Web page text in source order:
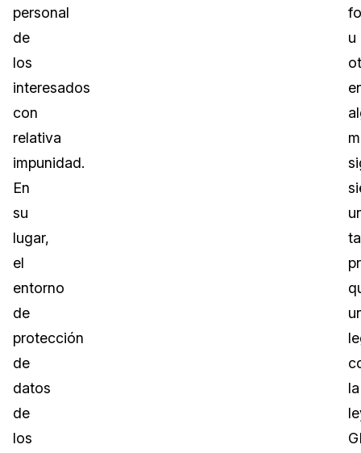
personal
de
los
interesados
con
relativa
impunidad.
En
su
lugar,
el
entorno
de
protección
de
datos
de
los
u
la